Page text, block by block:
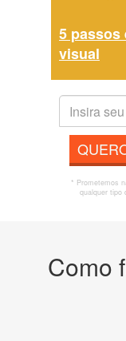
5 passos
visual
* Prometemos
qualquer tipo
Como